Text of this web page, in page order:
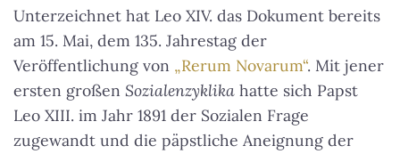
Unterzeichnet hat Leo XIV. das Dokument bereits
am 15. Mai, dem 135. Jahrestag der
Veröffentlichung von „Rerum Novarum“. Mit jener
ersten großen Sozialenzyklika hatte sich Papst
Leo XIII. im Jahr 1891 der Sozialen Frage
zugewandt und die päpstliche Aneignung der